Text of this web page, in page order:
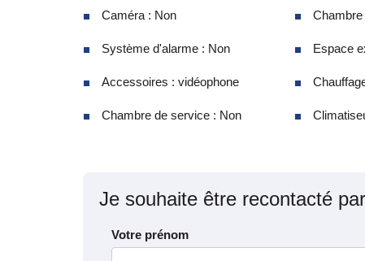
Caméra : Non
Système d'alarme : Non
Accessoires : vidéophone
Chambre de service : Non
Chambre
Espace
Je souhaite être recontacté
Votre prénom